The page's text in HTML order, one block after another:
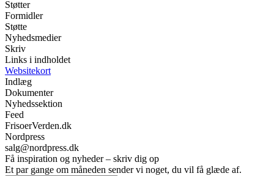
Støtter
Formidler
Støtte
Nyhedsmedier
Skriv
Links i indholdet
Websitekort
Indlæg
Dokumenter
Nyhedssektion
Feed
FrisoerVerden.dk
Nordpress
salg@nordpress.dk
Få inspiration og nyheder – skriv dig op
Et par gange om måneden sender vi noget, du vil få glæde af.